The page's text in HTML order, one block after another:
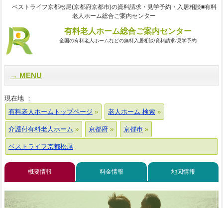
ベストライフ京都松尾(京都府京都市)の資料請求・見学予約・入居相談■有料
老人ホーム総合ご案内センター
有料老人ホーム総合ご案内センター
全国の有料老人ホームなどの無料入居相談/資料請求/見学予約
MENU
現在地 ：
有料老人ホームトップページ
老人ホーム 検索
介護付有料老人ホーム 京都府 京都市
ベストライフ京都松尾
概要情報 料金情報 地図情報